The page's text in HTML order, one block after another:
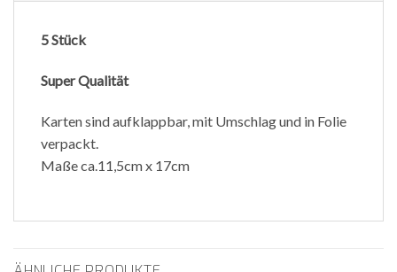
5 Stück
Super Qualität
Karten sind aufklappbar, mit Umschlag und in Folie
verpackt.
Maße ca.11,5cm x 17cm